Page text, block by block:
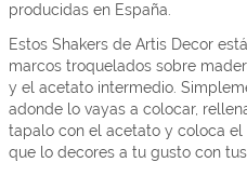
producidas en España.
Estos Shakers de Artis Decor
marcos troquelados sobre
y el acetato intermedio.
adonde lo vayas a colocar,
tapalo con el acetato y coloca el
que lo decores a tu gusto con